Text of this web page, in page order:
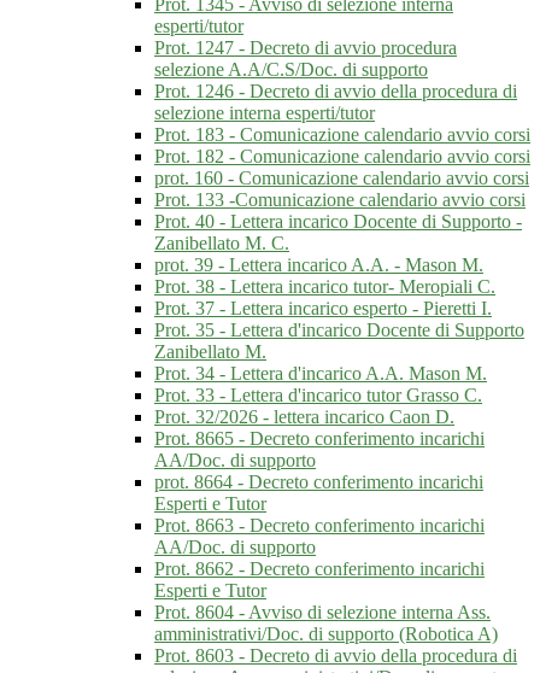
Prot. 1345 - Avviso di selezione interna
esperti/tutor
Prot. 1247 - Decreto di avvio procedura
selezione A.A/C.S/Doc. di supporto
Prot. 1246 - Decreto di avvio della procedura di
selezione interna esperti/tutor
Prot. 183 - Comunicazione calendario avvio corsi
Prot. 182 - Comunicazione calendario avvio corsi
prot. 160 - Comunicazione calendario avvio corsi
Prot. 133 -Comunicazione calendario avvio corsi
Prot. 40 - Lettera incarico Docente di Supporto -
Zanibellato M. C.
prot. 39 - Lettera incarico A.A. - Mason M.
Prot. 38 - Lettera incarico tutor- Meropiali C.
Prot. 37 - Lettera incarico esperto - Pieretti I.
Prot. 35 - Lettera d'incarico Docente di Supporto
Zanibellato M.
Prot. 34 - Lettera d'incarico A.A. Mason M.
Prot. 33 - Lettera d'incarico tutor Grasso C.
Prot. 32/2026 - lettera incarico Caon D.
Prot. 8665 - Decreto conferimento incarichi
AA/Doc. di supporto
prot. 8664 - Decreto conferimento incarichi
Esperti e Tutor
Prot. 8663 - Decreto conferimento incarichi
AA/Doc. di supporto
Prot. 8662 - Decreto conferimento incarichi
Esperti e Tutor
Prot. 8604 - Avviso di selezione interna Ass.
amministrativi/Doc. di supporto (Robotica A)
Prot. 8603 - Decreto di avvio della procedura di